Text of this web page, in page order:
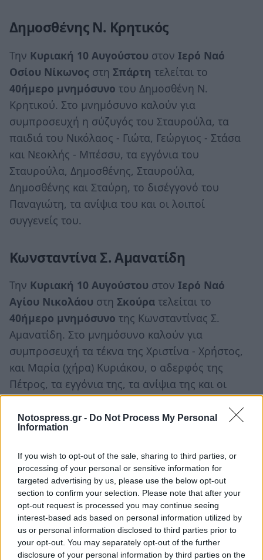
Notospress.gr - Do Not Process My Personal
Information
If you wish to opt-out of the sale, sharing to third parties, or
processing of your personal or sensitive information for
targeted advertising by us, please use the below opt-out
section to confirm your selection. Please note that after your
opt-out request is processed you may continue seeing
interest-based ads based on personal information utilized by
us or personal information disclosed to third parties prior to
your opt-out. You may separately opt-out of the further
disclosure of your personal information by third parties on the
Δημοσθένης Ν. Κρητικός
Την Κυριακή 10 Αυγούστου στον Ιερό Ναό
Οσίου Νίκωνος στη Σπάρτη τελείται το
40ήμερο μνημόσυνο του Δημοσθένη Ν.
Κρητικού. Στο μνημόσυνο καλούν για
συμπροσευχή η σύζυγός του Σταυρούλα, τα
παιδιά του Νικόλαος - Γιώτα, Γεώργιος - Στάσα
και Νεοκλής - Μπέσσυ, τα εγγόνια του
Σταυρούλα, Δημοσθένης, Σταυρούλα,
Δημοσθένης και Σταύρη, το δισέγγονό του
Παναγιώτη, τα ανίψια του και οι λοιποί
συγγενείς του.
Κωνσταντίνα Σ. Αμανατίδη
Την Κυριακή 10 Αυγούστου στον Ιερό Ναό
Αγίου Νικολάου στη Σκούρα τελείται το
40ήμερο μνημόσυνο της Κωνσταντίνας Σ.
Αμανατίδη. Στο μνημόσυνο καλούν για
συμπροσευχή τα τέκνα της Χριστίνα - Χρήστος,
και Μαρία (χήρα) Κυριάκου, ο αδερφός της
Πέτρος, τα εγγόνια της, τα ανίψια της και οι
λοιποί συγγενείς της.
Ακολουθήστε το
στο Google News και
TAGS: ΕΦΥΓΑΝ ΚΗΔΕΙΑ ΣΠΑΡΤΗ ΜΝΗΜΟΣΥΝΟ